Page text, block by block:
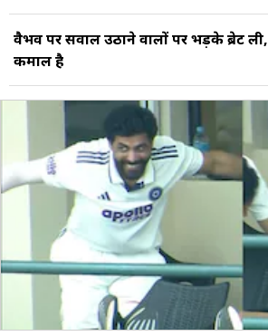
वैभव पर सवाल उठाने वालों पर भड़के ब्रेट
कमाल है